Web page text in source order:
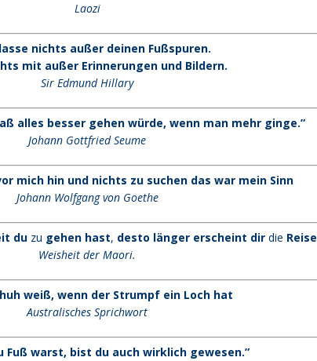
Laozi
nichts außer deinen Fußspuren.
mit außer Erinnerungen und Bildern.
Sir Edmund Hillary
alles besser gehen würde, wenn man mehr ginge.”
Johann Gottfried Seume
mich hin und nichts zu suchen das war mein Sinn
Johann Wolfgang von Goethe
du zu gehen hast, desto länger erscheint dir die Reise
Weisheit der Maori.
weiß, wenn der Strumpf ein Loch hat
Australisches Sprichwort
Fuß warst, bist du auch wirklich gewesen.”